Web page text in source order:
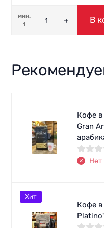
мин.
1
В
Кофе
Gran
Нет
Кофе
Хит